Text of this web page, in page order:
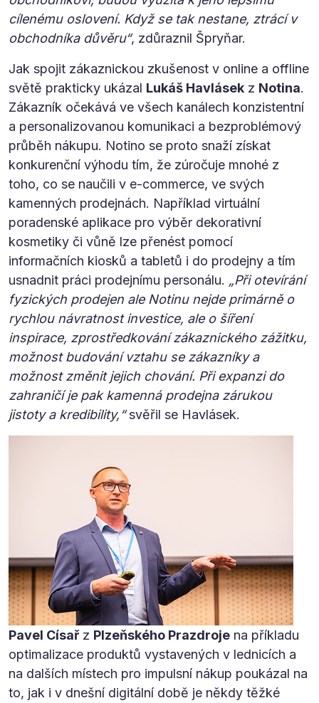
cílenému oslovení. Když se tak nestane, ztrácí v
obchodníka důvěru“, zdůraznil Špryňar.
Jak spojit zákaznickou zkušenost v online a offline
světě prakticky ukázal Lukáš Havlásek z Notina.
Zákazník očekává ve všech kanálech konzistentní
a personalizovanou komunikaci a bezproblémový
průběh nákupu. Notino se proto snaží získat
konkurenční výhodu tím, že zúročuje mnohé z
toho, co se naučili v e-commerce, ve svých
kamenných prodejnách. Například virtuální
poradenské aplikace pro výběr dekorativní
kosmetiky či vůně lze přenést pomocí
informačních kiosků a tabletů i do prodejny a tím
usnadnit práci prodejnímu personálu. „Při otevírání
fyzických prodejen ale Notinu nejde primárně o
rychlou návratnost investice, ale o šíření
inspirace, zprostředkování zákaznického zážitku,
možnost budování vztahu se zákazníky a
možnost změnit jejich chování. Při expanzi do
zahraničí je pak kamenná prodejna zárukou
jistoty a kredibility,“svěřil se Havlásek.
Pavel Císařz Plzeňského Prazdroje na příkladu
optimalizace produktů vystavených v lednicích a
na dalších místech pro impulsní nákup poukázal na
to, jak i v dnešní digitální době je někdy těžké